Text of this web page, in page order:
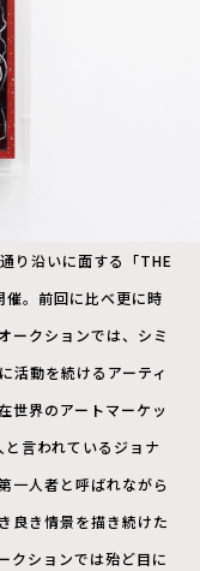
り沿いに面する「THE
。前回に比べ更に時
ークションでは、シミ
活動を続けるアーティ
世界のアートマーケッ
言われているジョナ
一人者と呼ばれながら
良き情景を描き続けた
クションでは殆ど目に